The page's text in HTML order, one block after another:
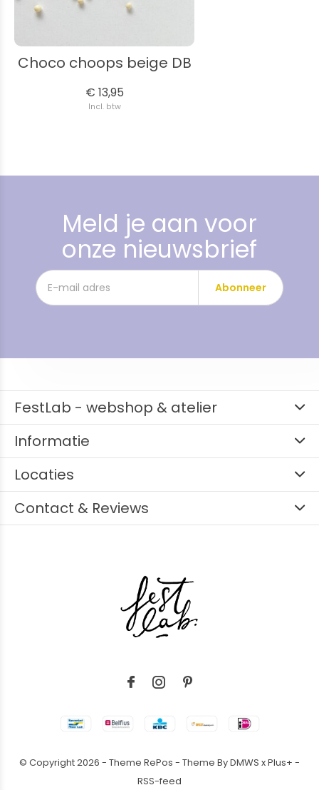
Choco choops beige DB
€ 13,95
Incl. btw
Meld je aan voor
onze nieuwsbrief
Abonneer
FestLab - webshop & atelier
Informatie
Locaties
Contact & Reviews
© Copyright2026 - Theme RePos - Theme ByDMWS xPlus+ -
RSS-feed